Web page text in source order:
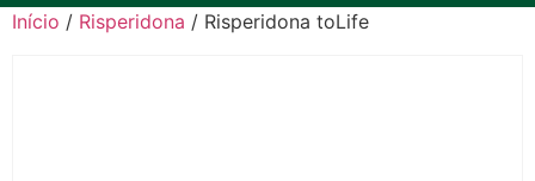
Início / Risperidona / Risperidona toLife